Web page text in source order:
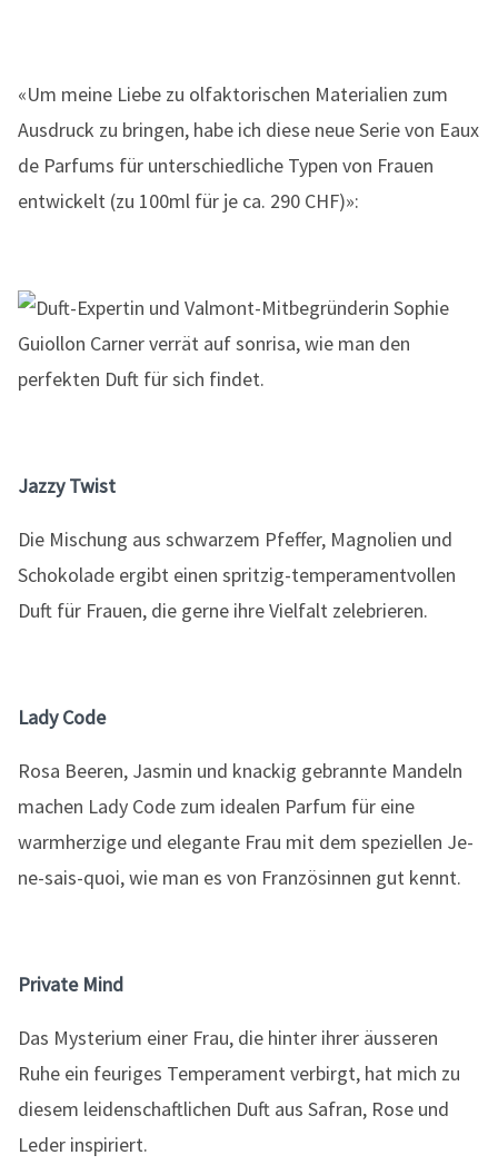
«Um meine Liebe zu olfaktorischen Materialien zum
Ausdruck zu bringen, habe ich diese neue Serie von Eaux
de Parfums für unterschiedliche Typen von Frauen
entwickelt (zu 100ml für je ca. 290 CHF)»:
Jazzy Twist
Die Mischung aus schwarzem Pfeffer, Magnolien und
Schokolade ergibt einen spritzig-temperamentvollen
Duft für Frauen, die gerne ihre Vielfalt zelebrieren.
Lady Code
Rosa Beeren, Jasmin und knackig gebrannte Mandeln
machen Lady Code zum idealen Parfum für eine
warmherzige und elegante Frau mit dem speziellen Je-
ne-sais-quoi, wie man es von Französinnen gut kennt.
Private Mind
Das Mysterium einer Frau, die hinter ihrer äusseren
Ruhe ein feuriges Temperament verbirgt, hat mich zu
diesem leidenschaftlichen Duft aus Safran, Rose und
Leder inspiriert.